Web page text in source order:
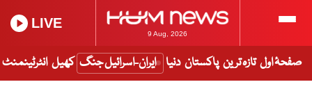
9 Aug, 2026
LIVE
صفحۂ اول تازہ ترین پاکستان دنیا ایران-اسرائیل جنگ کھیل انٹرٹینمنٹ